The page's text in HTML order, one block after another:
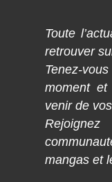
Toute
retrouver
Tenez-
moment
venir de
mangas et